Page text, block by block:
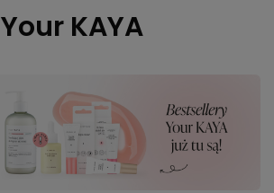
Your KAYA